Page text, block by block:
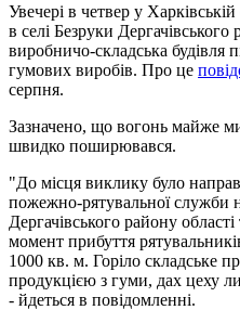
Увечері в четвер у
в селі Безруки Дергачівського
виробничо-складська будівля
гумових виробів. Про це
серпня.
Зазначено, що вогонь майже
швидко поширювався.
"До місця виклику було
пожежно-рятувальної служби
Дергачівського району
момент прибуття
1000 кв. м. Горіло складське
продукцією з гуми, дах цеху
- йдеться в повідомленні.